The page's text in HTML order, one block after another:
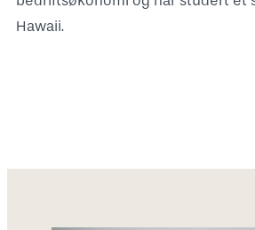
Hawaii.